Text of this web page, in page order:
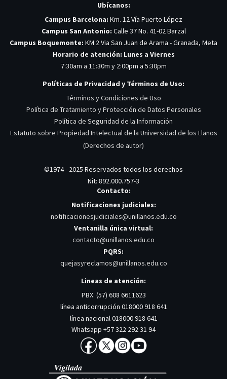
Ubícanos:
Campus Barcelona: Km. 12 Vía Puerto López
Campus San Antonio: Calle 37 No. 41-02 Barzal
Campus Boquemonte: KM 2 Via San Juan de Arama - Granada, Meta
Horario de atención: Lunes a Viernes
7:30am a 11:30m y 2:00pm a 5:30pm
Políticas de Privacidad y Términos de Uso:
Términos y Condiciones de Uso
Política de Tratamiento y Protección de Datos Personales
Política de Seguridad de la Información
Estatuto sobre Propiedad Intelectual de la Universidad de los Llanos
(Derechos de autor)
©1974 - 2025 Reservados todos los derechos
Nit: 892.000.757-3
Contacto:
Notificaciones judiciales:
notificacionesjudiciales@unillanos.edu.co
Ventanilla única virtual:
contacto@unillanos.edu.co
PQRS:
quejasyreclamos@unillanos.edu.co
Lineas de atención:
PBX. (57) 608 6611623
línea anticorrupción 018000 918 641
línea nacional 018000 918 641
Whatsapp +57 322 292 31 94